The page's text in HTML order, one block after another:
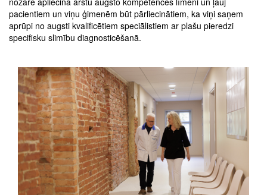
pacientiem un viņu ģimenēm būt pārliecinātiem, ka viņi saņem
aprūpi no augsti kvalificētiem speciālistiem ar plašu pieredzi
specifisku slimību diagnosticēšanā.